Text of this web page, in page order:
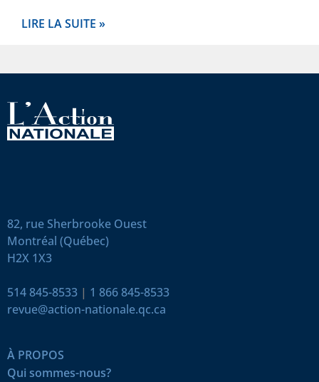
LIRE LA SUITE »
82, rue Sherbrooke Ouest
Montréal (Québec)
H2X 1X3
514 845-8533 | 1 866 845-8533
revue@action-nationale.qc.ca
À PROPOS
Qui sommes-nous?